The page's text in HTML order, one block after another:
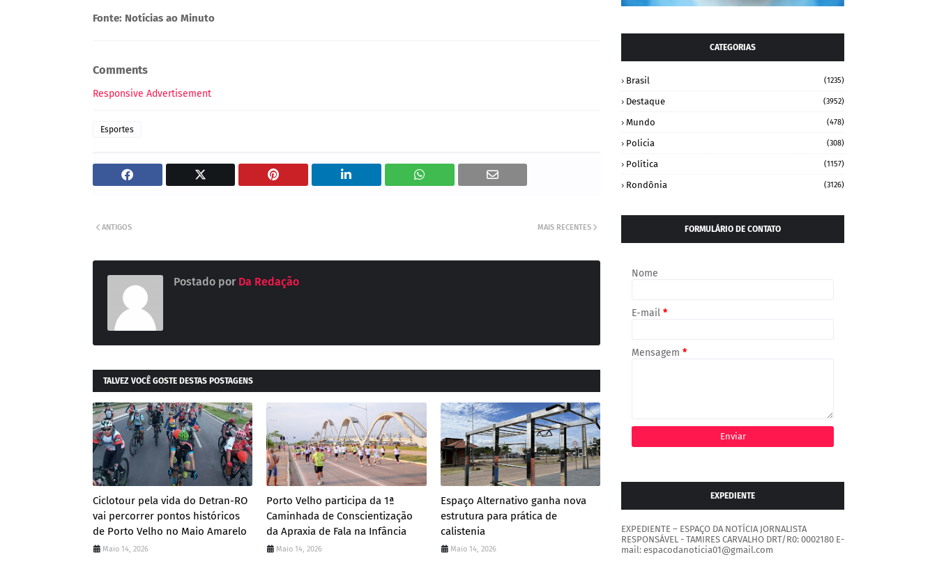
Fonte: Notícias ao Minuto
Comments
Responsive Advertisement
Esportes
MAIS RECENTES
ANTIGOS
Postado por Da Redação
TALVEZ VOCÊ GOSTE DESTAS POSTAGENS
Ciclotour pela vida do Detran-RO
vai percorrer pontos históricos
de Porto Velho no Maio Amarelo
Maio 14, 2026
Porto Velho participa da 1ª
Caminhada de Conscientização
da Apraxia de Fala na Infância
Maio 14, 2026
Espaço Alternativo ganha nova
estrutura para prática de
calistenia
Maio 14, 2026
CATEGORIAS
Brasil (1235)
Destaque (3952)
Mundo (478)
Policia (308)
Política (1157)
Rondônia (3126)
FORMULÁRIO DE CONTATO
Nome
E-mail *
Mensagem *
EXPEDIENTE
EXPEDIENTE – ESPAÇO DA NOTÍCIA JORNALISTA
RESPONSÁVEL - TAMIRES CARVALHO DRT/R0: 0002180 E-
mail: espacodanoticia01@gmail.com